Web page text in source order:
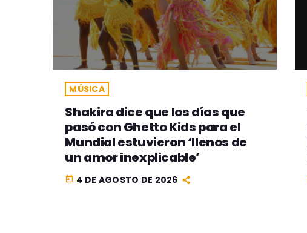
MÚSICA
Shakira dice que los días que
pasó con Ghetto Kids para el
Mundial estuvieron ‘llenos de
un amor inexplicable’
today 4 DE AGOSTO DE 2026